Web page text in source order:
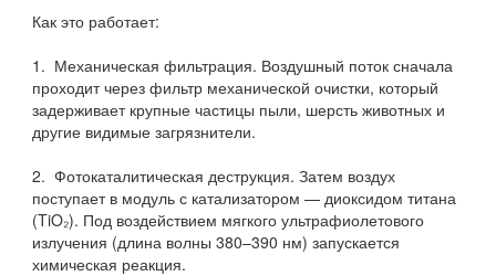
Как это работает:
1. Механическая фильтрация. Воздушный поток сначала
проходит через фильтр механической очистки, который
задерживает крупные частицы пыли, шерсть животных и
другие видимые загрязнители.
2. Фотокаталитическая деструкция. Затем воздух
поступает в модуль с катализатором — диоксидом титана
(TiO₂). Под воздействием мягкого ультрафиолетового
излучения (длина волны 380–390 нм) запускается
химическая реакция.